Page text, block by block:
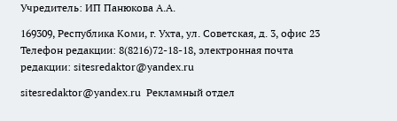
Учредитель: ИП Панюкова А.А.
169309, Республика Коми, г. Ухта, ул. Советская, д. 3, офис 23
Телефон редакции: 8(8216)72-18-18, электронная почта
редакции: sitesredaktor@yandex.ru
sitesredaktor@yandex.ru Рекламный отдел